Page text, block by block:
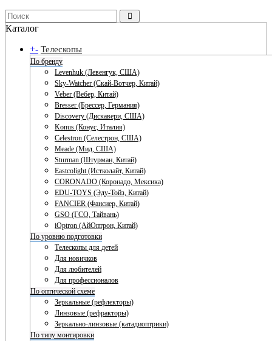
Каталог
+- Телескопы
По бренду
Levenhuk (Левенгук, США)
Sky-Watcher (Скай-Вотчер, Китай)
Veber (Вебер, Китай)
Bresser (Брессер, Германия)
Discovery (Дискавери, США)
Konus (Конус, Италия)
Celestron (Селестрон, США)
Meade (Мид, США)
Sturman (Штурман, Китай)
Eastcolight (Истколайт, Китай)
CORONADO (Коронадо, Мексика)
EDU-TOYS (Эду-Тойз, Китай)
FANCIER (Фансиер, Китай)
GSO (ГСО, Тайвань)
iOptron (АйОптрон, Китай)
По уровню подготовки
Телескопы для детей
Для новичков
Для любителей
Для профессионалов
По оптической схеме
Зеркальные (рефлекторы)
Линзовые (рефракторы)
Зеркально-линзовые (катадиоптрики)
По типу монтировки